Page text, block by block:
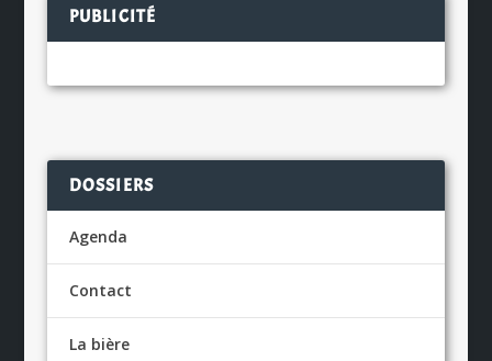
PUBLICITÉ
DOSSIERS
Agenda
Contact
La bière